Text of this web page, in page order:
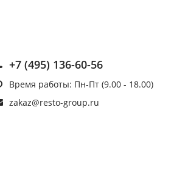
+7 (495) 136-60-56
Время работы: Пн-Пт (9.00 - 18.00)
zakaz@resto-group.ru